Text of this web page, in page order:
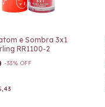
e Sombra 3x1
RR1100-2
-33% OFF